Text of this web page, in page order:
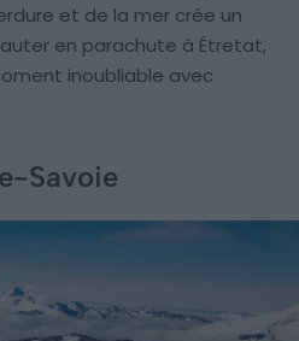
et de la mer crée un
en parachute à Étretat,
inoubliable avec
Savoie